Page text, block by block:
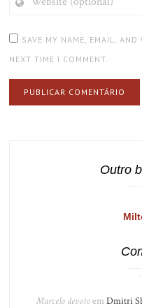
(OPTIONAL)
SAVE MY NAME, EMAIL,
NEXT TIME I COMMENT.
Outro
Marcelo devotoem Dmitri